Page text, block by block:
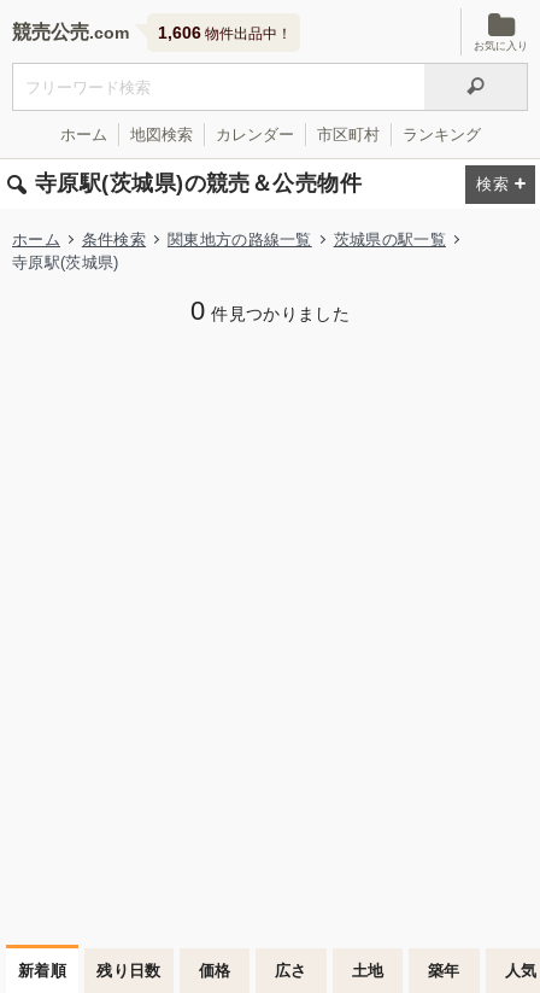
競売公売 1,606 物件出品中！
お気に入り
ホーム 地図検索 カレンダー 市区町村 ランキング
寺原駅(茨城県)の競売＆公売物件
ホーム 条件検索 関東地方の路線一覧
茨城県の駅一覧
寺原駅(茨城県)
0 件見つかりました
新着順 残り日数 価格 広さ 土地 築年 人気